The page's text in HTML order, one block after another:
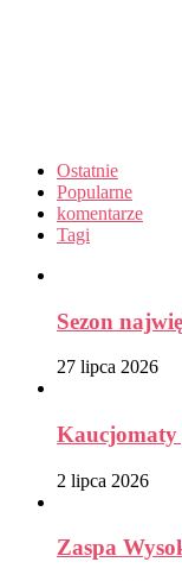
Ostatnie
Popularne
komentarze
Tagi
Sezon
27 lipca 2026
Kaucjomaty
2 lipca 2026
Zaspa